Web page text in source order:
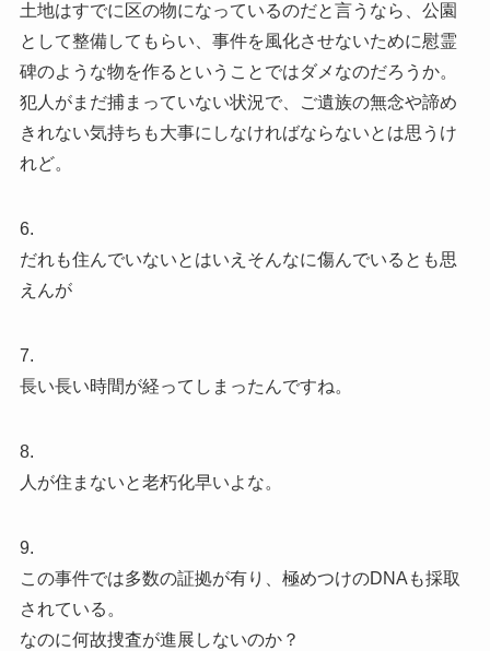
土地はすでに区の物になっているのだと言うなら、公園
として整備してもらい、事件を風化させないために慰霊
碑のような物を作るということではダメなのだろうか。
犯人がまだ捕まっていない状況で、ご遺族の無念や諦め
きれない気持ちも大事にしなければならないとは思うけ
れど。
6.
だれも住んでいないとはいえそんなに傷んでいるとも思
えんが
7.
長い長い時間が経ってしまったんですね。
8.
人が住まないと老朽化早いよな。
9.
この事件では多数の証拠が有り、極めつけのDNAも採取
されている。
なのに何故捜査が進展しないのか？